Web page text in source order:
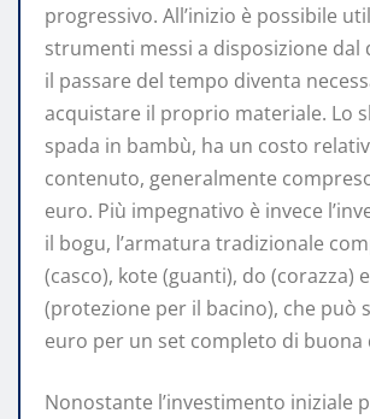
progressivo. All’inizio è possibile
strumenti messi a disposizione dal
il passare del tempo diventa
acquistare il proprio materiale. Lo
spada in bambù, ha un costo
contenuto, generalmente
euro. Più impegnativo è invece
il bogu, l’armatura tradizionale
(casco), kote (guanti), do (corazza)
(protezione per il bacino), che può
euro per un set completo di buona
Nonostante l’investimento iniziale